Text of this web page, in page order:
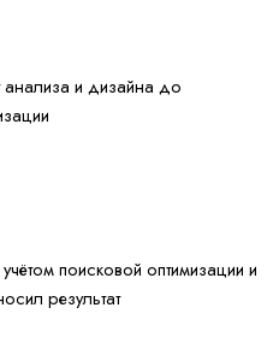
и дизайна до
поисковой оптимизации и
результат